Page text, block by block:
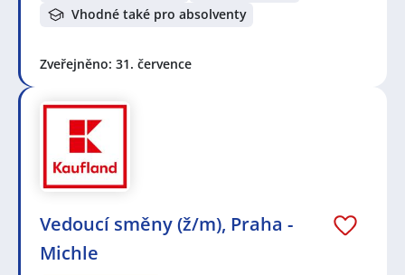
Vhodné také pro absolventy
Zveřejněno: 31. července
Vedoucí směny (ž/m), Praha -
Michle